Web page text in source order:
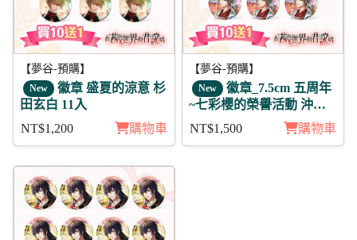
【夢谷-預購】
New 徽章 盛夏的涼意 杉
田玄白 11入
NT$1,200
購物車
【夢谷-預購】
New 徽章_7.5cm 五周年
~七彩櫻的榮譽活動 沖田
NT$1,500 購物車